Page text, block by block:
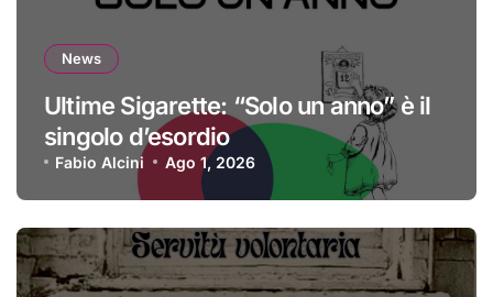
News
Ultime Sigarette: “Solo un anno” è il
singolo d’esordio
Fabio Alcini Ago 1, 2026